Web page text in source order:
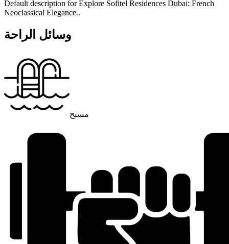
Default description for Explore Sofitel Residences Dubai: French
Neoclassical Elegance..
وسائل الراحة
مسبح